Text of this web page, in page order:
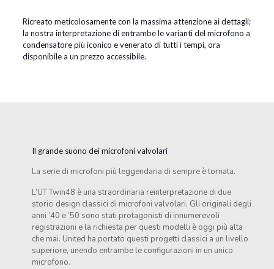
Ricreato meticolosamente con la massima attenzione ai dettagli;
la nostra interpretazione di entrambe le varianti del microfono a
condensatore più iconico e venerato di tutti i tempi, ora
disponibile a un prezzo accessibile.
Il grande suono dei microfoni valvolari
La serie di microfoni più leggendaria di sempre è tornata.
L’UT Twin48 è una straordinaria reinterpretazione di due
storici design classici di microfoni valvolari. Gli originali degli
anni ’40 e ’50 sono stati protagonisti di innumerevoli
registrazioni e la richiesta per questi modelli è oggi più alta
che mai. United ha portato questi progetti classici a un livello
superiore, unendo entrambe le configurazioni in un unico
microfono.